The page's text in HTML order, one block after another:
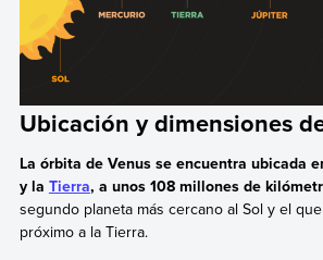
Ubicación y dimensiones
La órbita de Venus se encuentra ubicada
y la Tierra, a unos 108 millones de
segundo planeta más cercano al Sol y el
próximo a la Tierra.